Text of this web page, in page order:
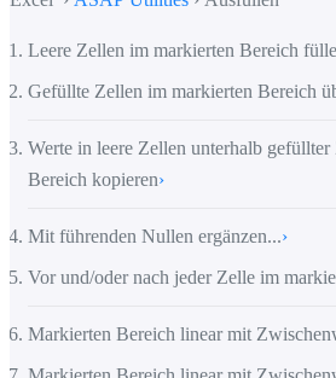
Leere Zellen im markierten Bereich
Gefüllte Zellen im markierten Bereich
Werte in leere Zellen unterhalb
Bereich kopieren›
Mit führenden Nullen ergänzen...›
Vor und/oder nach jeder Zelle im
Markierten Bereich linear mit